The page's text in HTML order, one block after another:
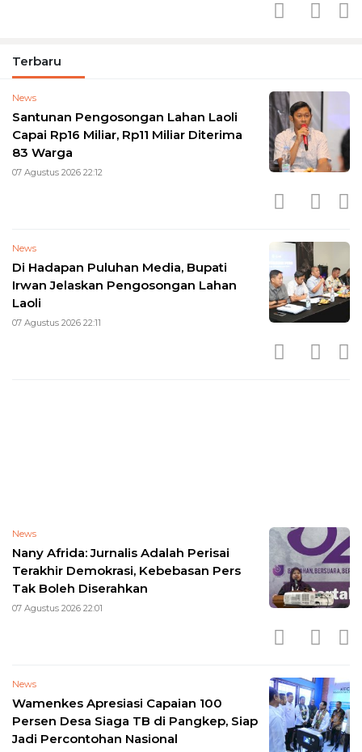
Terbaru
News
Santunan Pengosongan Lahan Laoli
Capai Rp16 Miliar, Rp11 Miliar Diterima
83 Warga
07 Agustus 2026 22:12
News
Di Hadapan Puluhan Media, Bupati
Irwan Jelaskan Pengosongan Lahan
Laoli
07 Agustus 2026 22:11
News
Nany Afrida: Jurnalis Adalah Perisai
Terakhir Demokrasi, Kebebasan Pers
Tak Boleh Diserahkan
07 Agustus 2026 22:01
News
Wamenkes Apresiasi Capaian 100
Persen Desa Siaga TB di Pangkep, Siap
Jadi Percontohan Nasional